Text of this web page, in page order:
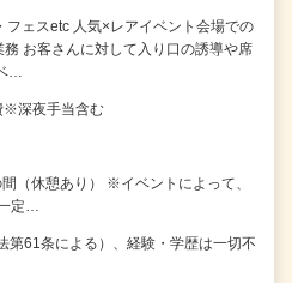
フェスetc 人気×レアイベント会場での
お客さんに対して入り口の誘導や席
…
※深夜手当含む
（休憩あり） ※イベントによって、
定…
第61条による）、経験・学歴は一切不